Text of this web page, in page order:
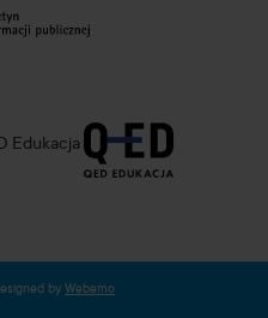
Edukacja
by Webemo